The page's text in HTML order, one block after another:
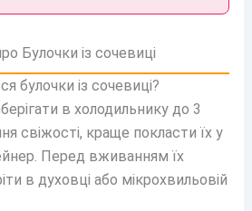
Булочки із сочевиці
булочки із сочевиці?
в холодильнику до 3
свіжості, краще покласти їх у
Перед вживанням їх
в духовці або мікрохвильовій